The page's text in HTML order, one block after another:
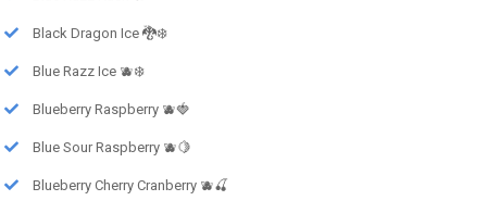
Black Dragon Ice 🐉❄️
Blue Razz Ice 🫐❄️
Blueberry Raspberry 🫐🍓
Blue Sour Raspberry 🫐🍋
Blueberry Cherry Cranberry 🫐🍒